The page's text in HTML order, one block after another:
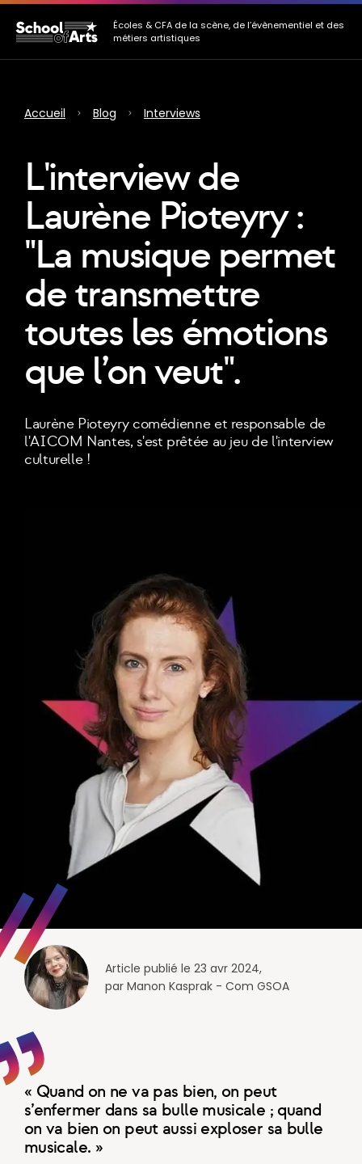
Allez au contenu principal Allez au menu Allez au pied de page
Écoles & CFA de la scène, de l’évènementiel et des
métiers artistiques
Accueil Blog Interviews
L'interview de
Laurène Pioteyry :
"La musique permet
de transmettre
toutes les émotions
que l’on veut".
Laurène Pioteyry comédienne et responsable de
l'AICOM Nantes, s'est prêtée au jeu de l'interview
culturelle !
Article publié le 23 avr 2024,
par Manon Kasprak - Com GSOA
« Quand on ne va pas bien, on peut
s’enfermer dans sa bulle musicale ; quand
on va bien on peut aussi exploser sa bulle
musicale. »